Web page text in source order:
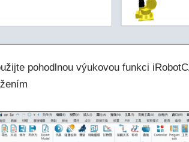
pohodlnou výukovou funkci